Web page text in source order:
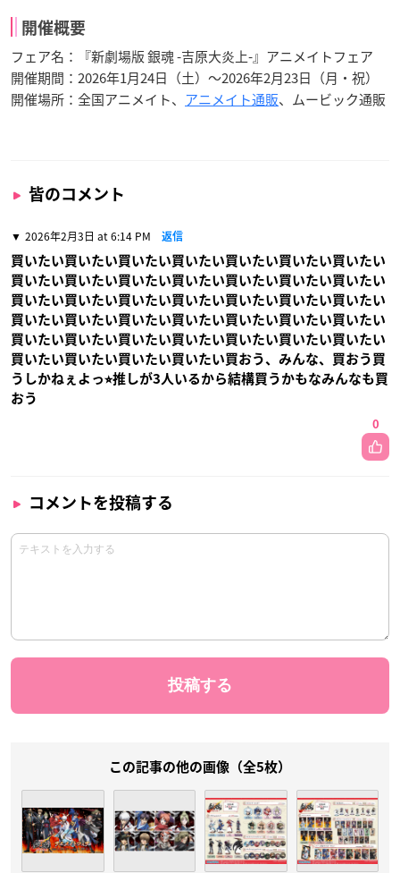
開催概要
フェア名：『新劇場版 銀魂 -吉原大炎上-』アニメイトフェア
開催期間：2026年1月24日（土）～2026年2月23日（月・祝）
開催場所：全国アニメイト、 アニメイト通販、ムービック通販
皆のコメント
2026年2月3日 at 6:14 PM 返信
買いたい買いたい買いたい買いたい買いたい買いたい買いたい
買いたい買いたい買いたい買いたい買いたい買いたい買いたい
買いたい買いたい買いたい買いたい買いたい買いたい買いたい
買いたい買いたい買いたい買いたい買いたい買いたい買いたい
買いたい買いたい買いたい買いたい買いたい買いたい買いたい
買いたい買いたい買いたい買いたい買おう、みんな、買おう買
うしかねぇよっ⭐︎推しが3人いるから結構買うかもなみんなも買
おう
0
コメントを投稿する
この記事の他の画像（全5枚）